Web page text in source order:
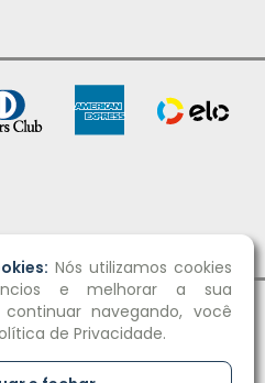
Nós utilizamos cookies
e melhorar a sua
navegando, você
de Privacidade.